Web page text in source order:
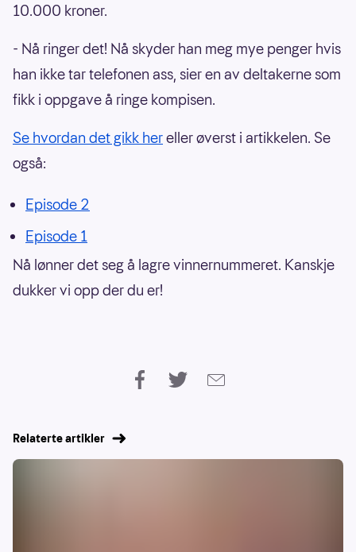
10.000 kroner.
- Nå ringer det! Nå skyder han meg mye penger hvis
han ikke tar telefonen ass, sier en av deltakerne som
fikk i oppgave å ringe kompisen.
Se hvordan det gikk hereller øverst i artikkelen. Se
også:
Episode 2
Episode 1
Nå lønner det seg å lagre vinnernummeret. Kanskje
dukker vi opp der du er!
Relaterte artikler